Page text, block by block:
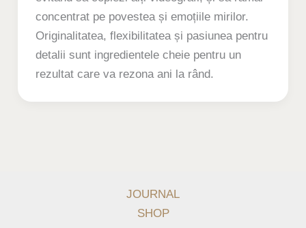
concentrat pe povestea și emoțiile mirilor.
Originalitatea, flexibilitatea și pasiunea pentru
detalii sunt ingredientele cheie pentru un
rezultat care va rezona ani la rând.
JOURNAL
SHOP